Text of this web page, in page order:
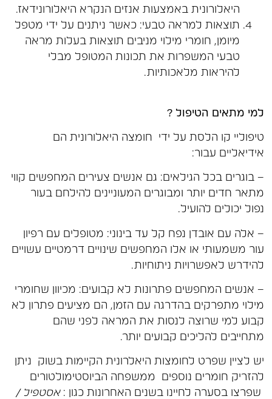
היאלורונית באמצעות אנזים הנקרא היאלורונידאז.
תוצאות למראה טבעי: כאשר ניתנים על ידי מטפל
מיומן, חומרי מילוי מניבים תוצאות בעלות מראה
טבעי המשפרות את תכונות המטופל מבלי
להיראות מלאכותיות.
למי מתאים הטיפול ?
טיפוליי קו הלסת על ידי חומצה היאלורונית הם
אידיאליים עבור:
– בוגרים בכל הגילאים: גם אנשים צעירים המחפשים קווי
מתאר חדים יותר ומבוגרים המעוניינים להילחם בעור
נפול יכולים להועיל.
– אלה עם אובדן נפח קל עד בינוני: מטופלים עם רפיון
עור משמעותי או אלו המחפשים שינויים דרמטיים עשויים
להידרש לאפשרויות ניתוחיות.
– אנשים המחפשים פתרונות לא קבועים: מכיוון שחומרי
מילוי מתפרקים בהדרגה עם הזמן, הם מציעים פתרון לא
קבוע למי שרוצה לנסות את המראה לפני שהם
מתחייבים להליכים קבועים יותר.
יש לציין שפרט לחומצות היאלרונית הקיימות בשוק ניתן
להזריק חומרים נוספים ממשפחה הביוסטימולטורים
שפרצו בסערה לחיינו בשנים האחרונות כגון :אסטפיל /